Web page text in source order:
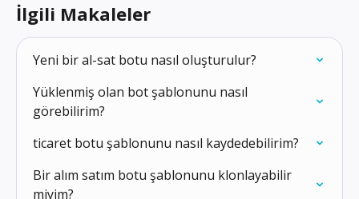
İlgili Makaleler
Yeni bir al-sat botu nasıl oluşturulur?
Yüklenmiş olan bot şablonunu nasıl
görebilirim?
ticaret botu şablonunu nasıl kaydedebilirim?
Bir alım satım botu şablonunu klonlayabilir
miyim?